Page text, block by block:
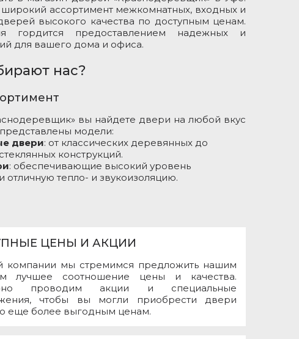
ассортимент межкомнатных, входных и
высокого качества по доступным ценам.
гордится предоставлением надежных и
для вашего дома и офиса.
нас?
вы найдете двери на любой вкус
модели:
двери: от классических деревянных до
конструкций.
: обеспечивающие высокий уровень
отличную тепло- и звукоизоляцию.
ЦЕНЫ И АКЦИИ
компании мы стремимся предложить нашим
лучшее соотношение цены и качества.
проводим акции и специальные
чтобы вы могли приобрести двери
еще более выгодным ценам.